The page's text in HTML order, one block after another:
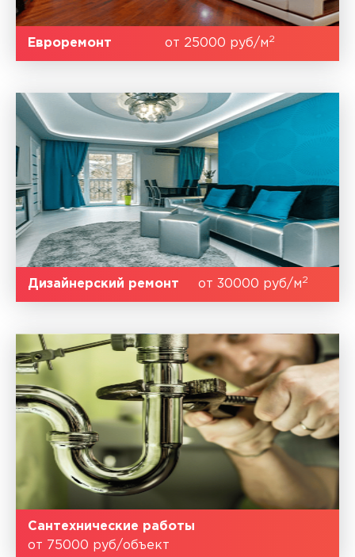
Евроремонт от 25000 руб/м2
Дизайнерский ремонт от 30000 руб/м2
Сантехнические работы
от 75000 руб/объект